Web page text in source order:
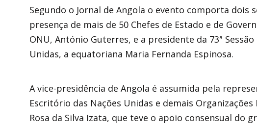
Segundo o Jornal de Angola o evento comporta dois
presença de mais de 50 Chefes de Estado e de
ONU, António Guterres, e a presidente da 73ª
Unidas, a equatoriana Maria Fernanda Espinosa.
A vice-presidência de Angola é assumida pela
Escritório das Nações Unidas e demais
Rosa da Silva Izata, que teve o apoio consensual do